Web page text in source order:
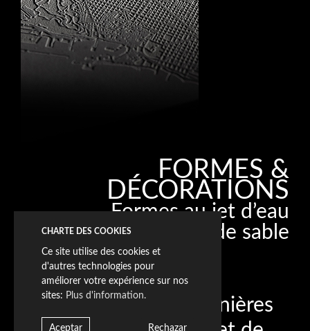
FORMES &
DÉCORATIONS
Formes au jet d’eau
Décorées au jet de sable
La précision des dernières
CHARTE DES COOKIES
Ce site utilise des cookies et
d'autres technologies pour
améliorer votre expérience sur nos
sites: Plus d'information.
Aceptar Rechazar